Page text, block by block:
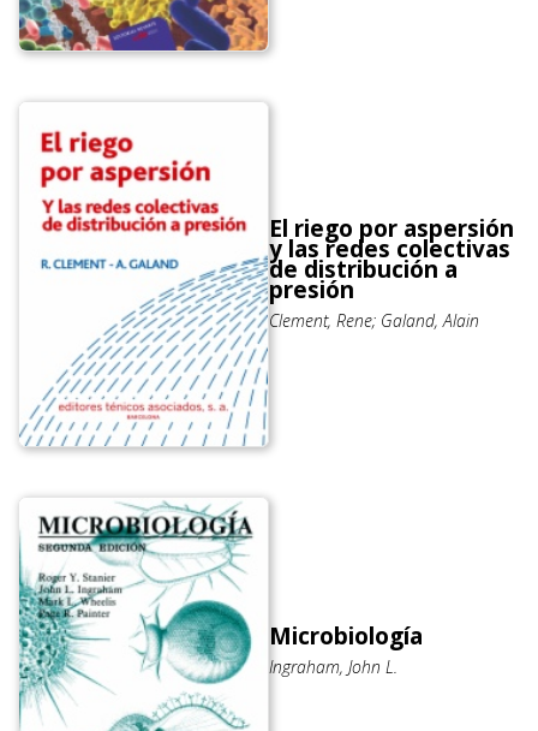
El riego por aspersión
y las redes colectivas
de distribución a
presión
Clement, Rene; Galand, Alain
Microbiología
Ingraham, John L.